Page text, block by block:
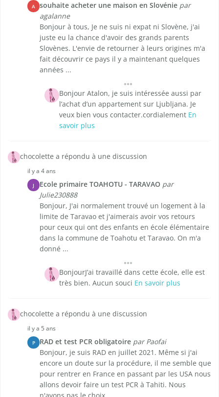
A souhaite acheter une maison en Slovénie par
agalanne
Bonjour à tous, Je ne suis ni expat ni Slovène, j'ai
juste eu la chance d'avoir des grands parents
Slovènes. L'envie de retourner à leurs origines m'a
fait découvrir ce pays il y a maintenant quelques
années ...
Bonjour Atalon, je suis intéressée aussi par
l’achat d’un appartement sur Ljubljana. Je
veux bien vous contacter.cordialement En
savoir plus
chocolette a répondu à une discussion
il y a 4 ans
J Ecole primaire TOAHOTU - TARAVAO par
Julie230888
Bonjour, J'ai normalement trouvé un logement à la
limite de Taravao et j'aimerais avoir vos retours
pour ceux qui ont des enfants en école élémentaire
dans la commune de Toahotu et Taravao. On m'a
donné ...
BonjourJ’ai travaillé dans cette école, elle est
très bien. Aucun souci En savoir plus
chocolette a répondu à une discussion
il y a 5 ans
P RAD et test PCR obligatoire par Paofai
Bonjour, je suis RAD en juillet 2021. Même si j'ai
encore un doute sur la procédure, il me semble que
pour rentrer en France en passant par les USA nous
allons devoir faire un test PCR à Tahiti. Nous